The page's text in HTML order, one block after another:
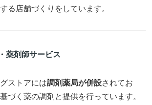
る店舗づくりをしています。
薬剤師サービス
ストアには調剤薬局が併設されてお
づく薬の調剤と提供を行っています。